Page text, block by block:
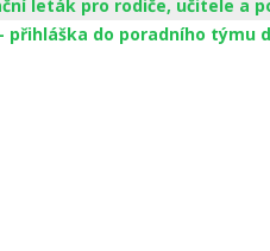
leták pro rodiče, učitele a
přihláška do poradního týmu